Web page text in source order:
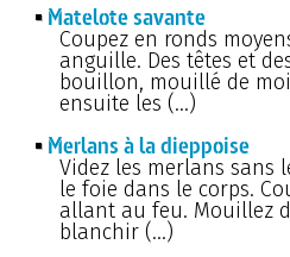
Matelote savante
Coupez en ronds
anguille. Des têtes et
bouillon, mouillé de
ensuite les (…)
Merlans à la dieppoise
Videz les merlans sans
le foie dans le corps.
allant au feu. Mouillez
blanchir (…)